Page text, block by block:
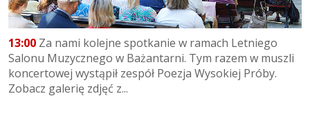
13:00 Za nami kolejne spotkanie w ramach Letniego
Salonu Muzycznego w Bażantarni. Tym razem w muszli
koncertowej wystąpił zespół Poezja Wysokiej Próby.
Zobacz galerię zdjęć z...